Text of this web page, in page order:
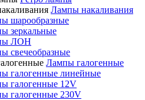
Лампы накаливания
шарообразные
зеркальные
ЛОН
свечеобразные
Лампы галогенные
галогенные линейные
галогенные 12V
галогенные 230V